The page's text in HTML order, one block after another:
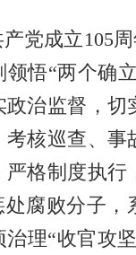
党成立105
领悟“两个确
治监督，
核巡查、
格制度执行
处腐败分子
理“收官攻